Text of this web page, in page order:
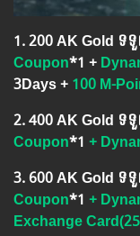
1.​ 200 AK Gold ទ
Coupon*1 +
3Days +100 M-
2.​ 400 AK Gold ទ
Coupon*1 +
3.​ 600 AK Gold
Coupon*1 +
Exchange